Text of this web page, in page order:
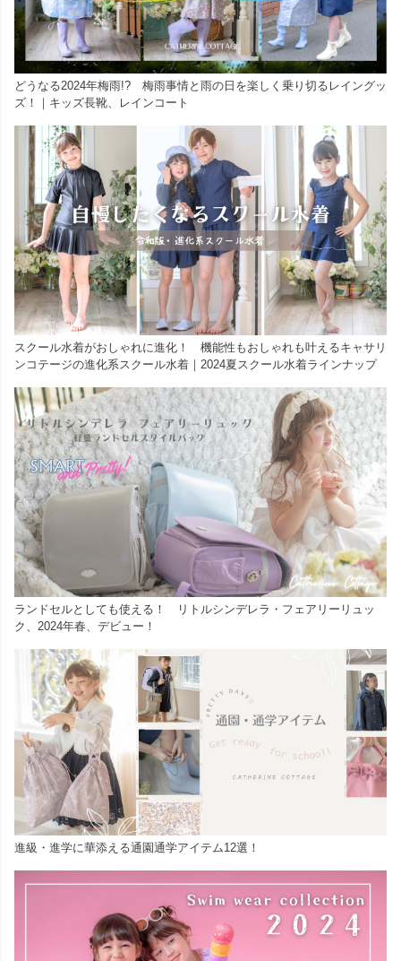
どうなる2024年梅雨!? 梅雨事情と雨の日を楽しく乗り切るレイングッ
ズ！｜キッズ長靴、レインコート
スクール水着がおしゃれに進化！ 機能性もおしゃれも叶えるキャサリ
ンコテージの進化系スクール水着｜2024夏スクール水着ラインナップ
ランドセルとしても使える！ リトルシンデレラ・フェアリーリュッ
ク、2024年春、デビュー！
進級・進学に華添える通園通学アイテム12選！